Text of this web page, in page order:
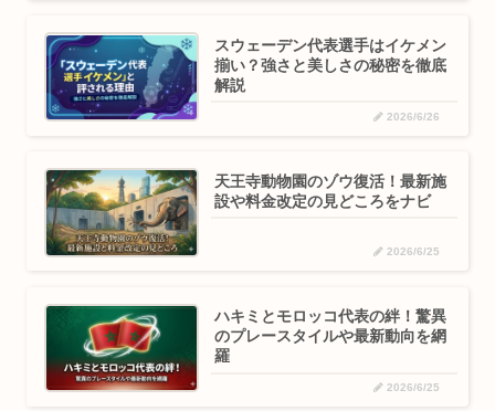
スウェーデン代表選手はイケメン
揃い？強さと美しさの秘密を徹底
解説
2026/6/26
天王寺動物園のゾウ復活！最新施
設や料金改定の見どころをナビ
2026/6/25
ハキミとモロッコ代表の絆！驚異
のプレースタイルや最新動向を網
羅
2026/6/25